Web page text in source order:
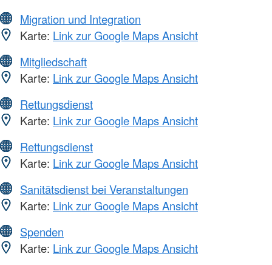
Migration und Integration
Karte: Link zur Google Maps Ansicht
Mitgliedschaft
Karte: Link zur Google Maps Ansicht
Rettungsdienst
Karte: Link zur Google Maps Ansicht
Rettungsdienst
Karte: Link zur Google Maps Ansicht
Sanitätsdienst bei Veranstaltungen
Karte: Link zur Google Maps Ansicht
Spenden
Karte: Link zur Google Maps Ansicht